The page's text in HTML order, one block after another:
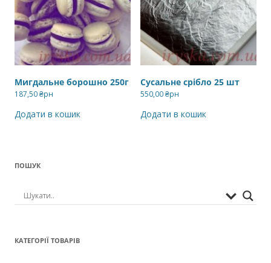
Мигдальне борошно 250г
187,50₴рн
Додати в кошик
Сусальне срібло 25 шт
550,00₴рн
Додати в кошик
ПОШУК
КАТЕГОРІЇ ТОВАРІВ